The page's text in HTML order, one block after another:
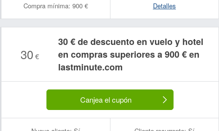
Compra mínima: 900 € Detalles
30 €
30 € de descuento en vuelo y hotel
en compras superiores a 900 € en
lastminute.com
Canjea el cupón